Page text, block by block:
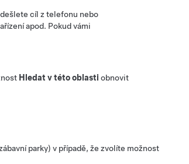
cíl z telefonu nebo
apod. Pokud vámi
Hledat v této oblasti obnovit
parky) v případě, že zvolíte možnost